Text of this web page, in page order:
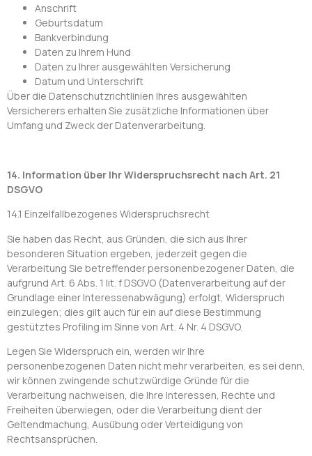
Anschrift
Geburtsdatum
Bankverbindung
Daten zu Ihrem Hund
Daten zu Ihrer ausgewählten Versicherung
Datum und Unterschrift
Über die Datenschutzrichtlinien Ihres ausgewählten
Versicherers erhalten Sie zusätzliche Informationen über
Umfang und Zweck der Datenverarbeitung.
14. Information über Ihr Widerspruchsrecht nach Art. 21
DSGVO
14.1 Einzelfallbezogenes Widerspruchsrecht
Sie haben das Recht, aus Gründen, die sich aus Ihrer
besonderen Situation ergeben, jederzeit gegen die
Verarbeitung Sie betreffender personenbezogener Daten, die
aufgrund Art. 6 Abs. 1 lit. f DSGVO (Datenverarbeitung auf der
Grundlage einer Interessenabwägung) erfolgt, Widerspruch
einzulegen; dies gilt auch für ein auf diese Bestimmung
gestütztes Profiling im Sinne von Art. 4 Nr. 4 DSGVO.
Legen Sie Widerspruch ein, werden wir Ihre
personenbezogenen Daten nicht mehr verarbeiten, es sei denn,
wir können zwingende schutzwürdige Gründe für die
Verarbeitung nachweisen, die Ihre Interessen, Rechte und
Freiheiten überwiegen, oder die Verarbeitung dient der
Geltendmachung, Ausübung oder Verteidigung von
Rechtsansprüchen.